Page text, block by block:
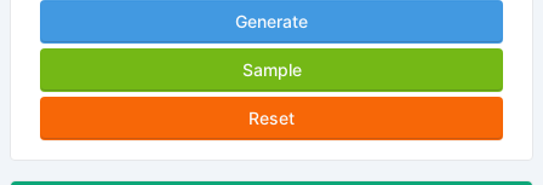
Generate
Sample
Reset